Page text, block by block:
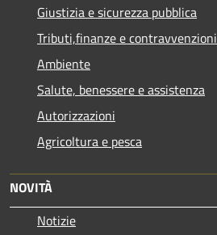
Giustizia e sicurezza pubblica
Tributi,finanze e contravvenzioni
Ambiente
Salute, benessere e assistenza
Autorizzazioni
Agricoltura e pesca
NOVITÀ
Notizie